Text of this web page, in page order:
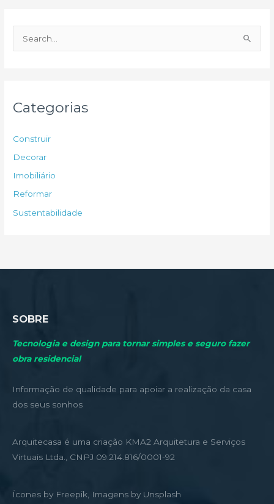
e
p
o
r
Categorias
Construir
Decorar
Imobiliário
Reformar
Sustentabilidade
SOBRE
Tecnologia e design para tornar simples e seguro fazer
obra residencial
Informação de qualidade para apoiar a realização da casa
dos seus sonhos
Arquitecasa é uma criação KMA2 Arquitetura e Serviços
Virtuais Ltda., CNPJ 09.214.816/0001-92
Ícones by Freepik, Imagens by Unsplash